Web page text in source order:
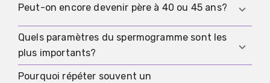
En moyenne, beaucoup d'études observent les
trentaine, et chez certains hommes cela devient
plus net plus tard. L'important est la situation
individuelle et la présence de facteurs de risque
Peut-on encore devenir père à 40 ou 45 ans?
Oui, beaucoup d'hommes deviennent pères à cet
âge. En moyenne, le délai avant la grossesse et la
probabilité d'anomalies augmentent, donc une
Quels paramètres du spermogramme sont les
plus importants?
Pourquoi répéter souvent un